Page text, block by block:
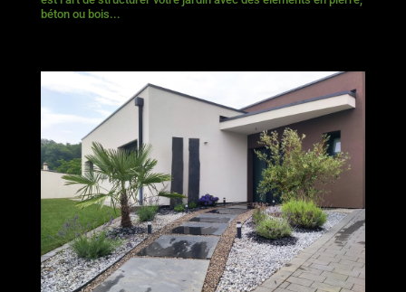
béton ou bois...